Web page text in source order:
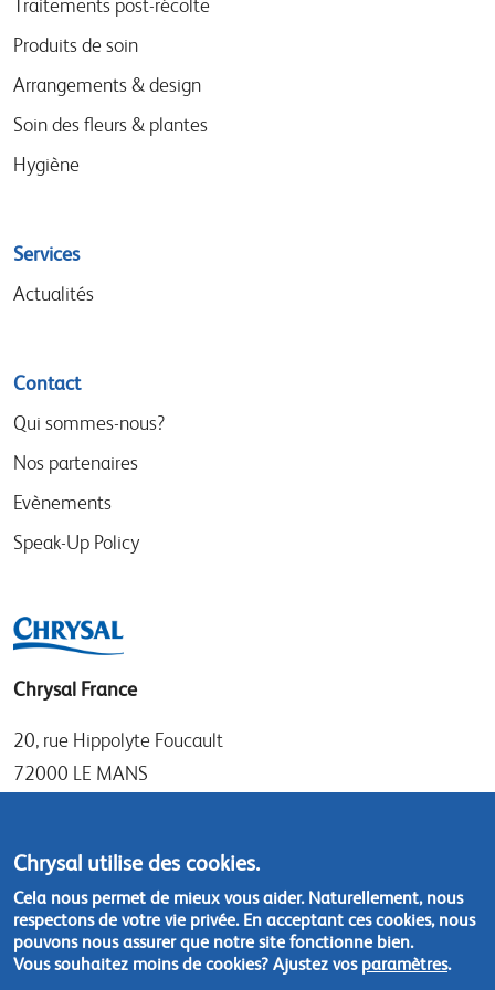
Traitements post-récolte
Produits de soin
Arrangements & design
Soin des fleurs & plantes
Hygiène
Services
Actualités
Contact
Qui sommes-nous?
Nos partenaires
Evènements
Speak-Up Policy
Chrysal France
20, rue Hippolyte Foucault
72000 LE MANS
Fax: +33 (0)1 30 69 71 37
Contactez-nous :chrysal.france@chrysal.fr
Chrysal utilise des cookies.
Cela nous permet de mieux vous aider. Naturellement, nous
respectons de votre vie privée. En acceptant ces cookies, nous
pouvons nous assurer que notre site fonctionne bien.
Vous souhaitez moins de cookies? Ajustez vos paramètres.